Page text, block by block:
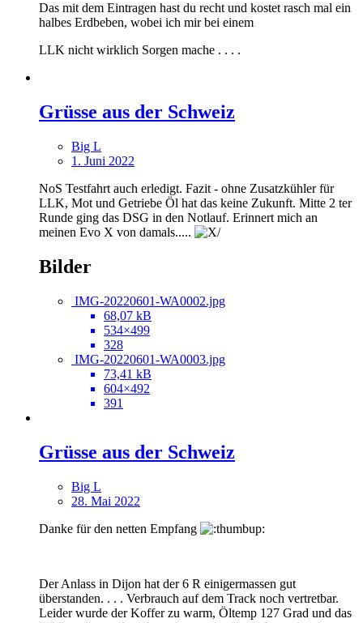
Das mit dem Eintragen hast du recht und kostet rasch mal ein
halbes Erdbeben, wobei ich mir bei einem
LLK nicht wirklich Sorgen mache . . . .
Grüsse aus der Schweiz
Big L
1. Juni 2022
NoS Testfahrt auch erledigt. Fazit - ohne Zusatzkühler für
LLK, Mot und Getriebe Öl hat das keine Zukunft. Mitte 2 ter
Runde ging das DSG in den Notlauf. Erinnert mich an
meinen Evo X von damals.....
Bilder
IMG-20220601-WA0002.jpg
68,07 kB
534×499
328
IMG-20220601-WA0003.jpg
73,41 kB
604×492
391
Grüsse aus der Schweiz
Big L
28. Mai 2022
Danke für den netten Empfang
Der Anlass in Dijon hat der 6 R einigermassen gut
überstanden. . . . Verbrauch auf dem Track noch vertretbar.
Leider wurde der Koffer zu warm, Öltemp 127 Grad und das